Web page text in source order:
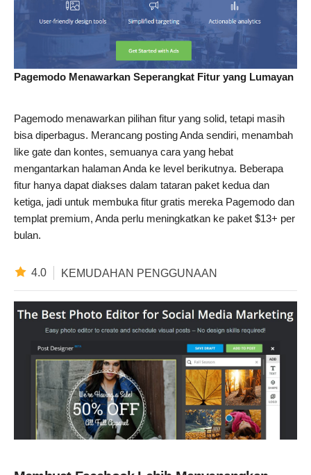
Pagemodo Menawarkan Seperangkat Fitur yang Lumayan
Pagemodo menawarkan pilihan fitur yang solid, tetapi masih
bisa diperbagus. Merancang posting Anda sendiri, menambah
like gate dan kontes, semuanya cara yang hebat
mengantarkan halaman Anda ke level berikutnya. Beberapa
fitur hanya dapat diakses dalam tataran paket kedua dan
ketiga, jadi untuk membuka fitur gratis mereka Pagemodo dan
templat premium, Anda perlu meningkatkan ke paket $13+ per
bulan.
4.0 KEMUDAHAN PENGGUNAAN